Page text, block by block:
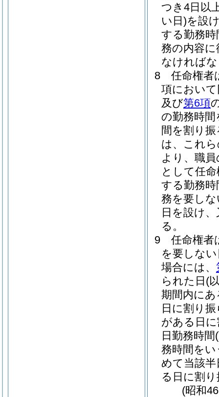
つき4日以
い日)を設
する勤務時
務の内容
なければ
8
任命権者
項におい
及び第6項
の勤務時
間を割り
は、これ
より、職
として任
する勤務
務を要し
日を設け
る。
9
任命権者
を要しな
場合には、
られた日 (
期間内に
日に割り
がある日
日勤務時間
務時間を
めて当該
る日に割
(昭和